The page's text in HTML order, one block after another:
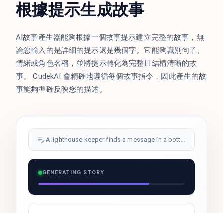
根據提示生成故事
AI故事產生器能夠根據一個故事提示建立完整的故事，無
論您輸入的是詳細的提示還是幾個字。它能夠識別句子、
情緒或角色名稱，並將提示轉化為完整且結構清晰的故
事。 CudekAI 會精確地遵循每個故事指令，因此產生的故
事能夠準確反映您的描述。
A lighthouse keeper finds a message in a bottle...
GENERATING STORY